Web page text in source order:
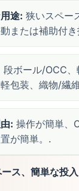
途: 狭いスペー
または補助付き
段ボール/OCC、
包装、織物/繊
: 操作が簡単、
が簡単。.
ス、簡単な投